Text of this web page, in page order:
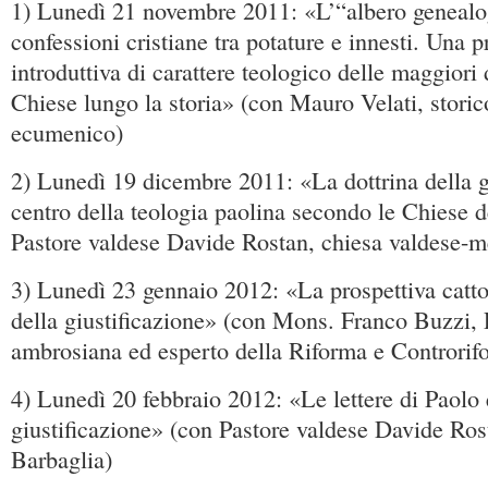
1) Lunedì 21 novembre 2011: «L’“albero
confessioni cristiane tra potature e innesti. Una
introduttiva di carattere teologico delle
Chiese lungo la storia» (con Mauro Velati,
ecumenico)
2) Lunedì 19 dicembre 2011: «La dottrina della
centro della teologia paolina secondo le Chiese
Pastore valdese Davide Rostan, chiesa valdese-
3) Lunedì 23 gennaio 2012: «La prospettiva
della giustificazione» (con Mons. Franco Buzzi,
ambrosiana ed esperto della Riforma e
4) Lunedì 20 febbraio 2012: «Le lettere di
giustificazione» (con Pastore valdese Davide
Barbaglia)